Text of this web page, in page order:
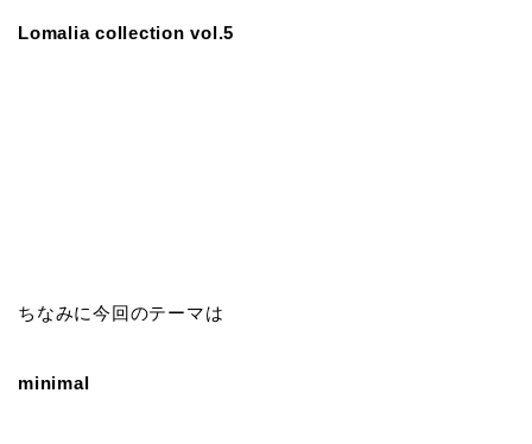
Lomalia collection vol.5
ちなみに今回のテーマは
minimal